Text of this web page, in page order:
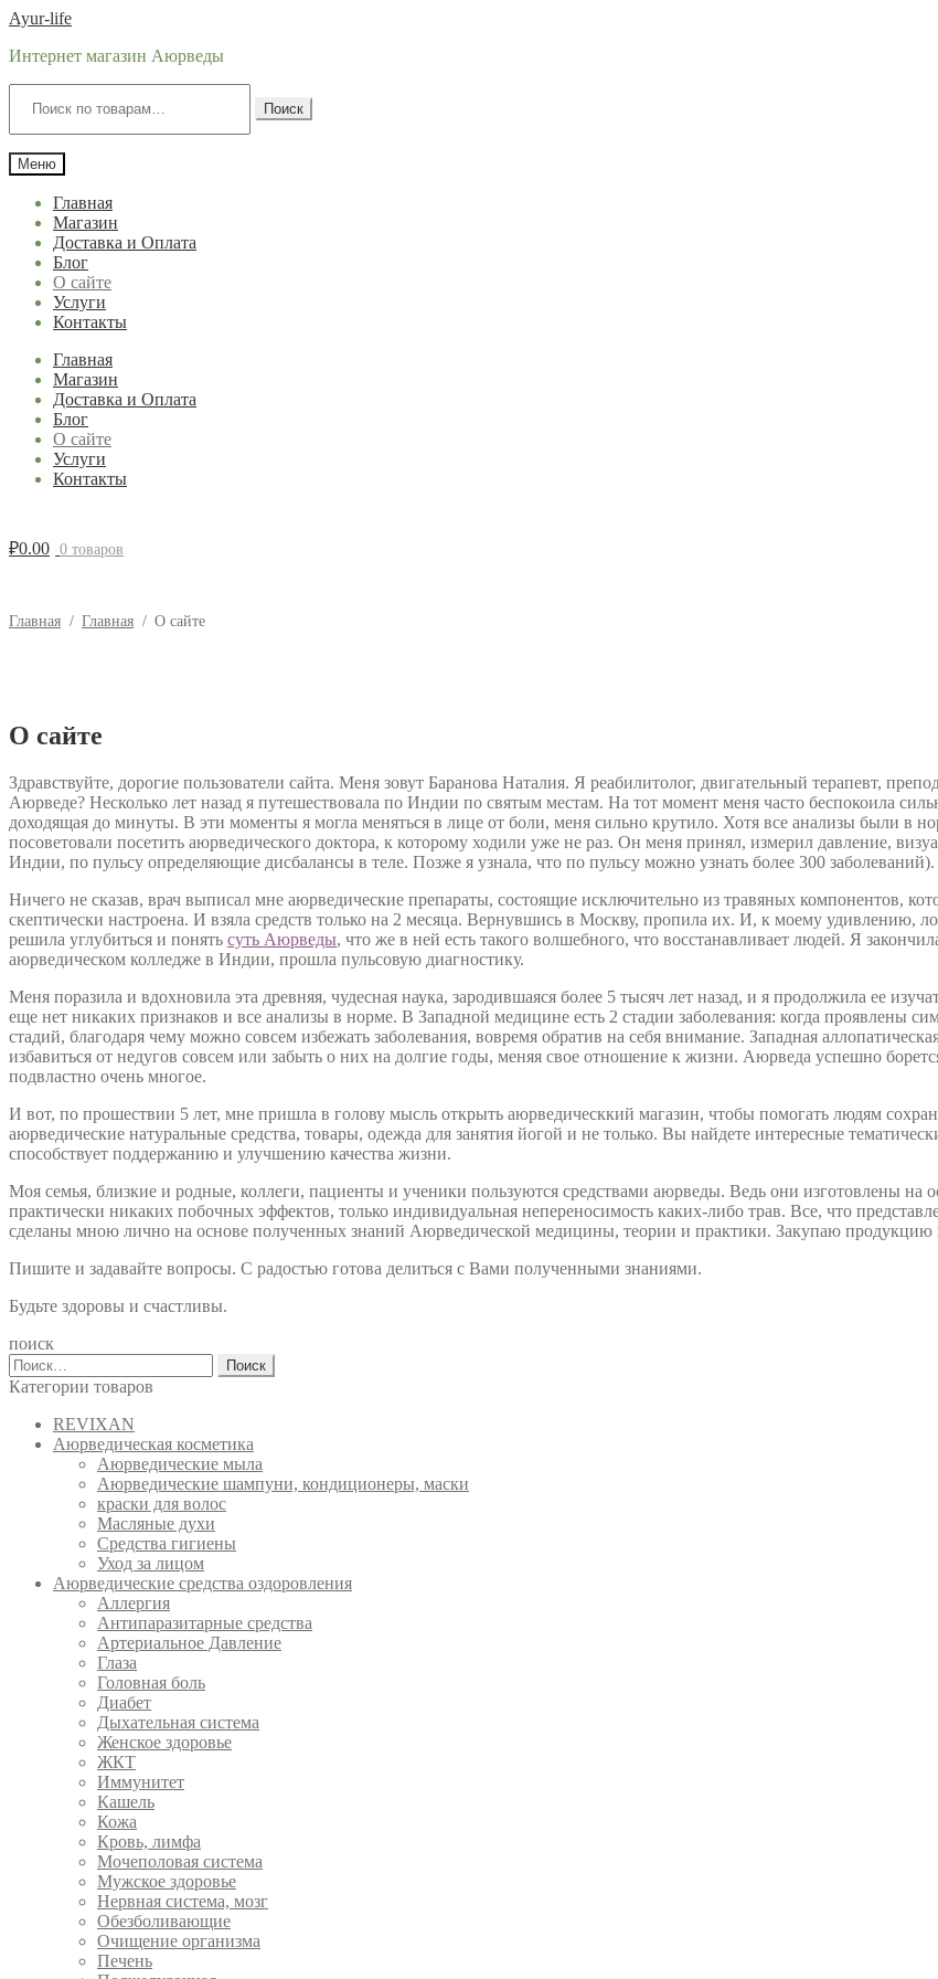
Перейти
навигации
Перейти
содержимому
Ayur-life
Интернет магазин Аюрведы
Поиск
Меню
Главная
Магазин
Доставка и Оплата
Блог
О сайте
Услуги
Контакты
Главная
Магазин
Доставка и Оплата
Блог
О сайте
Услуги
Контакты
₽0.00 0 товаров
Главная / Главная / О сайте
О сайте
Здравствуйте, дорогие пользователи сайта. Меня зовут Баранова Наталия. Я реабилитолог, двигательный терапевт,
Аюрведе? Несколько лет назад я путешествовала по Индии по святым местам. На тот момент меня часто беспокоила
доходящая до минуты. В эти моменты я могла меняться в лице от боли, меня сильно крутило. Хотя все анализы были в
посоветовали посетить аюрведического доктора, к которому ходили уже не раз. Он меня принял, измерил давление,
Индии, по пульсу определяющие дисбалансы в теле. Позже я узнала, что по пульсу можно узнать более 300 заболеваний).
Ничего не сказав, врач выписал мне аюрведические препараты, состоящие исключительно из травяных компонентов,
скептически настроена. И взяла средств только на 2 месяца. Вернувшись в Москву, пропила их. И, к моему удивлению,
решила углубиться и понять суть Аюрведы, что же в ней есть такого волшебного, что восстанавливает людей. Я
аюрведическом колледже в Индии, прошла пульсовую диагностику.
Меня поразила и вдохновила эта древняя, чудесная наука, зародившаяся более 5 тысяч лет назад, и я продолжила ее
еще нет никаких признаков и все анализы в норме. В Западной медицине есть 2 стадии заболевания: когда проявлены
стадий, благодаря чему можно совсем избежать заболевания, вовремя обратив на себя внимание. Западная
избавиться от недугов совсем или забыть о них на долгие годы, меняя свое отношение к жизни. Аюрведа успешно
подвластно очень многое.
И вот, по прошествии 5 лет, мне пришла в голову мысль открыть аюрведическкий магазин, чтобы помогать людям
аюрведические натуральные средства, товары, одежда для занятия йогой и не только. Вы найдете интересные
способствует поддержанию и улучшению качества жизни.
Моя семья, близкие и родные, коллеги, пациенты и ученики пользуются средствами аюрведы. Ведь они изготовлены
практически никаких побочных эффектов, только индивидуальная непереносимость каких-либо трав. Все, что
сделаны мною лично на основе полученных знаний Аюрведической медицины, теории и практики. Закупаю
Пишите и задавайте вопросы. С радостью готова делиться с Вами полученными знаниями.
Будьте здоровы и счастливы.
поиск
Найти:
Категории товаров
REVIXAN
Аюрведическая косметика
Аюрведические мыла
Аюрведические шампуни, кондиционеры, маски
краски для волос
Масляные духи
Средства гигиены
Уход за лицом
Аюрведические средства оздоровления
Аллергия
Антипаразитарные средства
Артериальное Давление
Глаза
Головная боль
Диабет
Дыхательная система
Женское здоровье
ЖКТ
Иммунитет
Кашель
Кожа
Кровь, лимфа
Мочеполовая система
Мужское здоровье
Нервная система, мозг
Обезболивающие
Очищение организма
Печень